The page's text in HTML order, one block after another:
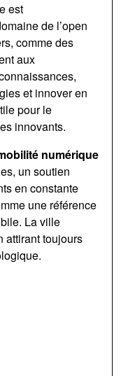
est
de l’open
comme des
aux
et innover en
pour le
innovants.
numérique
un soutien
en constante
une référence
La ville
attirant toujours